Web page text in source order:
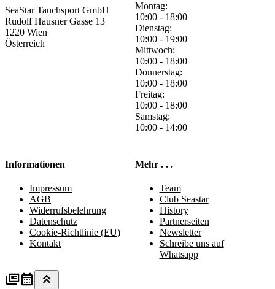
SeaStar Tauchsport GmbH
Rudolf Hausner Gasse 13
1220 Wien
Österreich
Montag:
10:00 - 18:00
Dienstag:
10:00 - 19:00
Mittwoch:
10:00 - 18:00
Donnerstag:
10:00 - 18:00
Freitag:
10:00 - 18:00
Samstag:
10:00 - 14:00
Informationen
Impressum
AGB
Widerrufsbelehrung
Datenschutz
Cookie-Richtlinie (EU)
Kontakt
Mehr . . .
Team
Club Seastar
History
Partnerseiten
Newsletter
Schreibe uns auf
Whatsapp